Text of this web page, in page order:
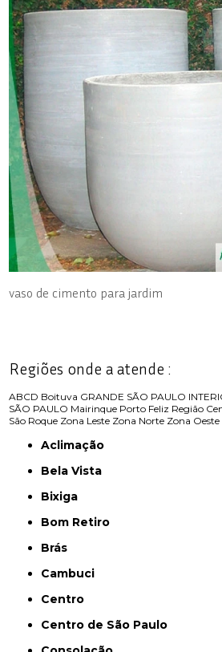
vaso de cimento para jardim
Regiões onde a atende :
ABCD Boituva GRANDE SÃO PAULO
SÃO PAULO Mairinque Porto Feliz Região
São Roque Zona Leste Zona Norte Zona Oeste
Aclimação
Bela Vista
Bixiga
Bom Retiro
Brás
Cambuci
Centro
Centro de São Paulo